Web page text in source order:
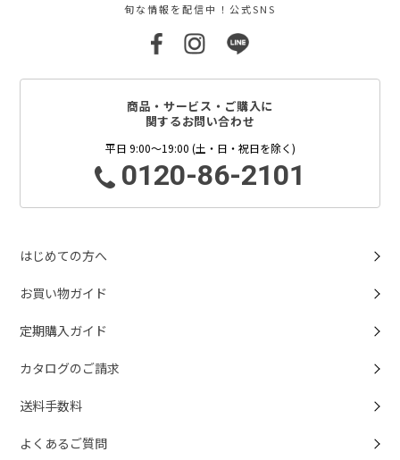
旬な情報を配信中！公式SNS
商品・サービス・ご購入に
関するお問い合わせ
平日 9:00～19:00 (土・日・祝日を除く)
0120-86-2101
はじめての方へ
お買い物ガイド
定期購入ガイド
カタログのご請求
送料手数料
よくあるご質問